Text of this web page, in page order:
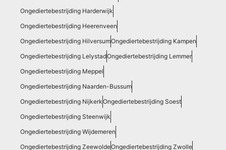
Ongediertebestrijding Harderwijk
Ongediertebestrijding Heerenveen
Ongediertebestrijding HilversumOngediertebestrijding Kampen
Ongediertebestrijding LelystadOngediertebestrijding Lemmer
Ongediertebestrijding Meppel
Ongediertebestrijding Naarden-Bussum
Ongediertebestrijding NijkerkOngediertebestrijding Soest
Ongediertebestrijding Steenwijk
Ongediertebestrijding Wijdemeren
Ongediertebestrijding ZeewoldeOngediertebestrijding Zwolle